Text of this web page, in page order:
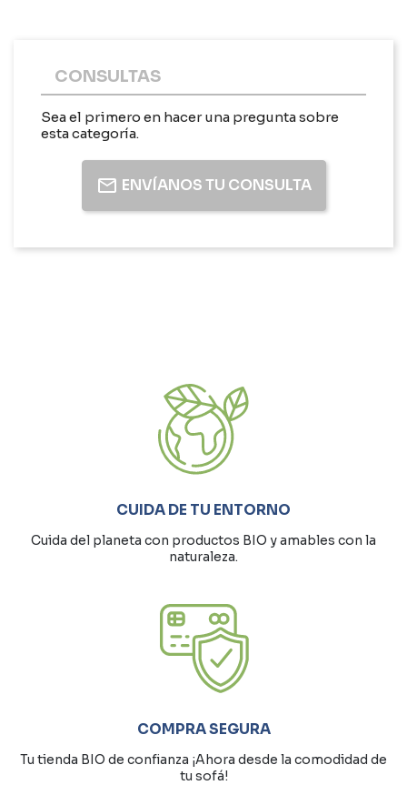
CONSULTAS
Sea el primero en hacer una pregunta sobre
esta categoría.
ENVÍANOS TU CONSULTA
CUIDA DE TU ENTORNO
Cuida del planeta con productos BIO y amables con la
naturaleza.
COMPRA SEGURA
Tu tienda BIO de confianza ¡Ahora desde la comodidad de
tu sofá!